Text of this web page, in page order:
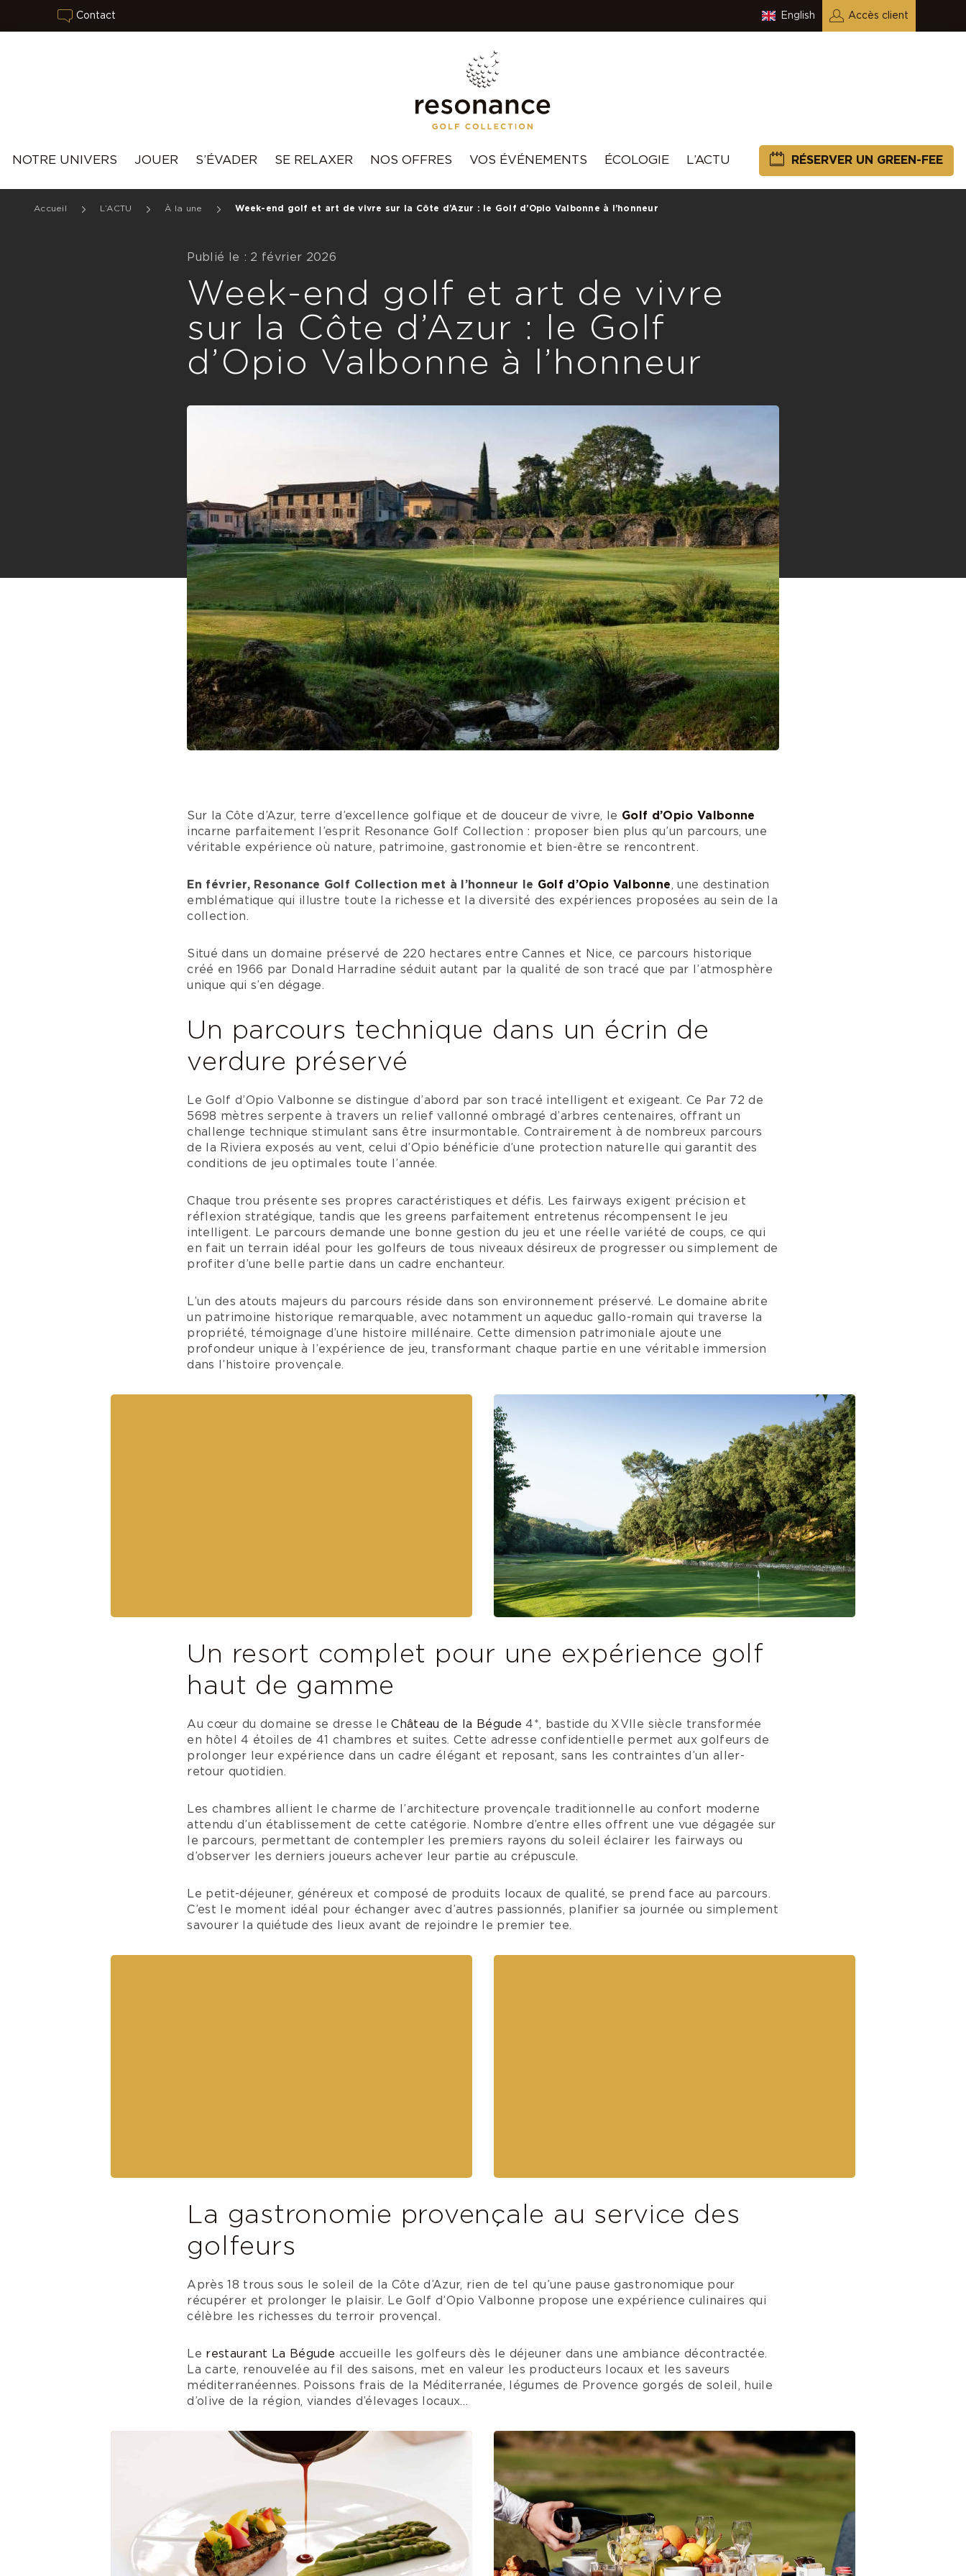
Contact English Accès client
NOTRE UNIVERS JOUER S’ÉVADER SE RELAXER NOS OFFRES VOS ÉVÉNEMENTS ÉCOLOGIE L’ACTU RÉSERVER UN GREEN-FEE
Accueil L’ACTU À la une Week-end golf et art de vivre sur la Côte d’Azur : le Golf d’Opio Valbonne à l’honneur
Publié le : 2 février 2026
Week-end golf et art de vivre
sur la Côte d’Azur : le Golf
d’Opio Valbonne à l’honneur
Sur la Côte d’Azur, terre d’excellence golfique et de douceur de vivre, le Golf d’Opio Valbonne
incarne parfaitement l’esprit Resonance Golf Collection : proposer bien plus qu’un parcours, une
véritable expérience où nature, patrimoine, gastronomie et bien-être se rencontrent.
En février, Resonance Golf Collection met à l’honneur le Golf d’Opio Valbonne, une destination
emblématique qui illustre toute la richesse et la diversité des expériences proposées au sein de la
collection.
Situé dans un domaine préservé de 220 hectares entre Cannes et Nice, ce parcours historique
créé en 1966 par Donald Harradine séduit autant par la qualité de son tracé que par l’atmosphère
unique qui s’en dégage.
Un parcours technique dans un écrin de
verdure préservé
Le Golf d’Opio Valbonne se distingue d’abord par son tracé intelligent et exigeant. Ce Par 72 de
5698 mètres serpente à travers un relief vallonné ombragé d’arbres centenaires, offrant un
challenge technique stimulant sans être insurmontable. Contrairement à de nombreux parcours
de la Riviera exposés au vent, celui d’Opio bénéficie d’une protection naturelle qui garantit des
conditions de jeu optimales toute l’année.
Chaque trou présente ses propres caractéristiques et défis. Les fairways exigent précision et
réflexion stratégique, tandis que les greens parfaitement entretenus récompensent le jeu
intelligent. Le parcours demande une bonne gestion du jeu et une réelle variété de coups, ce qui
en fait un terrain idéal pour les golfeurs de tous niveaux désireux de progresser ou simplement de
profiter d’une belle partie dans un cadre enchanteur.
L’un des atouts majeurs du parcours réside dans son environnement préservé. Le domaine abrite
un patrimoine historique remarquable, avec notamment un aqueduc gallo-romain qui traverse la
propriété, témoignage d’une histoire millénaire. Cette dimension patrimoniale ajoute une
profondeur unique à l’expérience de jeu, transformant chaque partie en une véritable immersion
dans l’histoire provençale.
Un resort complet pour une expérience golf
haut de gamme
Au cœur du domaine se dresse leChâteau de la Bégude 4*, bastide du XVIIe siècle transformée
en hôtel 4 étoiles de 41 chambres et suites. Cette adresse confidentielle permet aux golfeurs de
prolonger leur expérience dans un cadre élégant et reposant, sans les contraintes d’un aller-
retour quotidien.
Les chambres allient le charme de l’architecture provençale traditionnelle au confort moderne
attendu d’un établissement de cette catégorie. Nombre d’entre elles offrent une vue dégagée sur
le parcours, permettant de contempler les premiers rayons du soleil éclairer les fairways ou
d’observer les derniers joueurs achever leur partie au crépuscule.
Le petit-déjeuner, généreux et composé de produits locaux de qualité, se prend face au parcours.
C’est le moment idéal pour échanger avec d’autres passionnés, planifier sa journée ou simplement
savourer la quiétude des lieux avant de rejoindre le premier tee.
La gastronomie provençale au service des
golfeurs
Après 18 trous sous le soleil de la Côte d’Azur, rien de tel qu’une pause gastronomique pour
récupérer et prolonger le plaisir. Le Golf d’Opio Valbonne propose une expérience culinaires qui
célèbre les richesses du terroir provençal.
Le restaurant La Bégude accueille les golfeurs dès le déjeuner dans une ambiance décontractée.
La carte, renouvelée au fil des saisons, met en valeur les producteurs locaux et les saveurs
méditerranéennes. Poissons frais de la Méditerranée, légumes de Provence gorgés de soleil, huile
d’olive de la région, viandes d’élevages locaux…